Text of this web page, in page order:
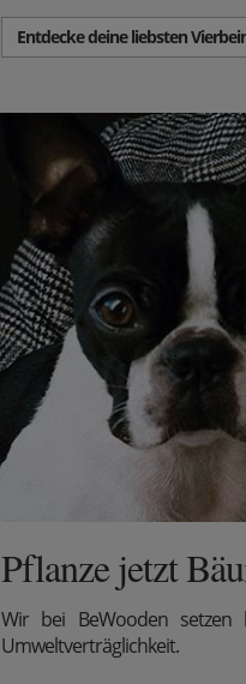
Entdecke deine liebsten
Pflanze jetzt
Wir bei BeWooden setzen
Umweltverträglichkeit.